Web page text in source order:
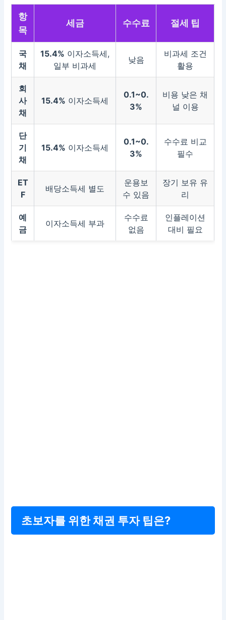
항
목
세금 수수료 절세 팁
국
채
15.4% 이자소득세,
일부 비과세
낮음
비과세 조건
활용
회
사
채
15.4% 이자소득세
0.1~0.
3%
비용 낮은 채
널 이용
단
기
채
15.4% 이자소득세
0.1~0.
3%
수수료 비교
필수
ET
F
배당소득세 별도
운용보
수 있음
장기 보유 유
리
예
금
이자소득세 부과
수수료
없음
인플레이션
대비 필요
초보자를 위한 채권 투자 팁은?